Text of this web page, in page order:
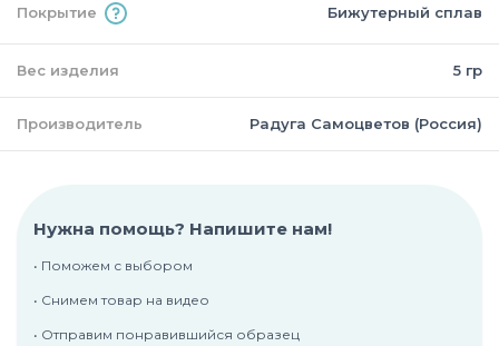
Покрытие Бижутерный сплав
Вес изделия 5 гр
Производитель Радуга Самоцветов (Россия)
Нужна помощь? Напишите нам!
• Поможем с выбором
• Снимем товар на видео
• Отправим понравившийся образец